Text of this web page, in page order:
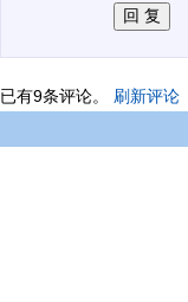
已有9条评论。 刷新评论